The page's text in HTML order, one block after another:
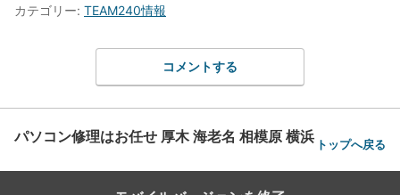
カテゴリー: TEAM240情報
コメントする
パソコン修理はお任せ 厚木 海老名 相模原 横浜 トップへ戻る